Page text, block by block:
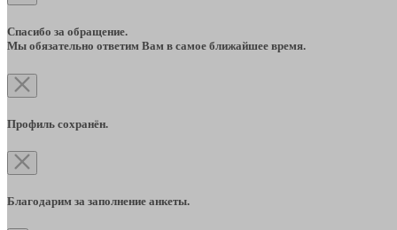
Спасибо за обращение.
Мы обязательно ответим Вам в самое ближайшее время.
Профиль сохранён.
Благодарим за заполнение анкеты.